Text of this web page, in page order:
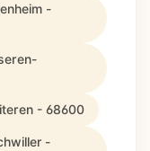
-
- 68600
-